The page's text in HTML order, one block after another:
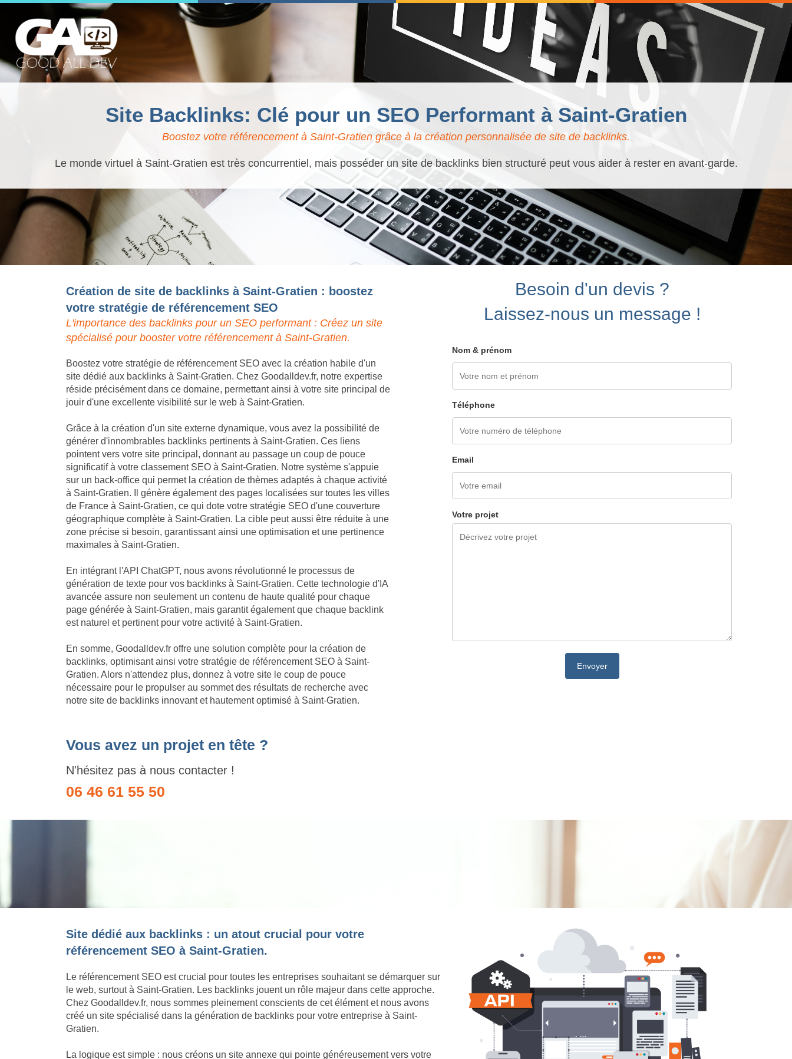
Site Backlinks: Clé pour un SEO Performant à Saint-Gratien
Boostez votre référencement à Saint-Gratien grâce à la création personnalisée de site de backlinks.
Le monde virtuel à Saint-Gratien est très concurrentiel, mais posséder un site de backlinks bien structuré peut vous aider à rester en avant-garde.
Création de site de backlinks à Saint-Gratien : boostez
votre stratégie de référencement SEO
L'importance des backlinks pour un SEO performant : Créez un site
spécialisé pour booster votre référencement à Saint-Gratien.
Boostez votre stratégie de référencement SEO avec la création habile d'un
site dédié aux backlinks à Saint-Gratien. Chez Goodalldev.fr, notre expertise
réside précisément dans ce domaine, permettant ainsi à votre site principal de
jouir d'une excellente visibilité sur le web à Saint-Gratien.
Grâce à la création d'un site externe dynamique, vous avez la possibilité de
générer d'innombrables backlinks pertinents à Saint-Gratien. Ces liens
pointent vers votre site principal, donnant au passage un coup de pouce
significatif à votre classement SEO à Saint-Gratien. Notre système s'appuie
sur un back-office qui permet la création de thèmes adaptés à chaque activité
à Saint-Gratien. Il génère également des pages localisées sur toutes les villes
de France à Saint-Gratien, ce qui dote votre stratégie SEO d'une couverture
géographique complète à Saint-Gratien. La cible peut aussi être réduite à une
zone précise si besoin, garantissant ainsi une optimisation et une pertinence
maximales à Saint-Gratien.
En intégrant l'API ChatGPT, nous avons révolutionné le processus de
génération de texte pour vos backlinks à Saint-Gratien. Cette technologie d'IA
avancée assure non seulement un contenu de haute qualité pour chaque
page générée à Saint-Gratien, mais garantit également que chaque backlink
est naturel et pertinent pour votre activité à Saint-Gratien.
En somme, Goodalldev.fr offre une solution complète pour la création de
backlinks, optimisant ainsi votre stratégie de référencement SEO à Saint-
Gratien. Alors n'attendez plus, donnez à votre site le coup de pouce
nécessaire pour le propulser au sommet des résultats de recherche avec
notre site de backlinks innovant et hautement optimisé à Saint-Gratien.
Vous avez un projet en tête ?
N'hésitez pas à nous contacter !
06 46 61 55 50
Besoin d'un devis ?
Laissez-nous un message !
Nom & prénom
Téléphone
Email
Votre projet
Site dédié aux backlinks : un atout crucial pour votre
référencement SEO à Saint-Gratien.
Le référencement SEO est crucial pour toutes les entreprises souhaitant se démarquer sur
le web, surtout à Saint-Gratien. Les backlinks jouent un rôle majeur dans cette approche.
Chez Goodalldev.fr, nous sommes pleinement conscients de cet élément et nous avons
créé un site spécialisé dans la génération de backlinks pour votre entreprise à Saint-
Gratien.
La logique est simple : nous créons un site annexe qui pointe généreusement vers votre